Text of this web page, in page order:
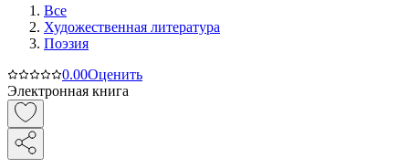
Все
Художественная литература
Поэзия
0.00Оценить
Электронная книга